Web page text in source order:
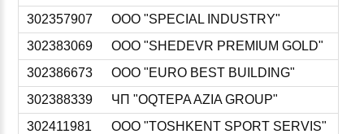
302357907
ООО "SPECIAL INDUSTRY"
302383069
ООО "SHEDEVR PREMIUM GOLD"
302386673
ООО "EURO BEST BUILDING"
302388339
ЧП "OQTEPA AZIA GROUP"
302411981
ООО "TOSHKENT SPORT SERVIS"